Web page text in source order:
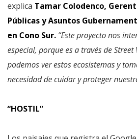
explica Tamar Colodenco,
Públicas y Asuntos
en Cono Sur. “Este proyecto nos
especial, porque es a través de Street
podemos ver estos ecosistemas y
necesidad de cuidar y proteger
“HOSTIL”